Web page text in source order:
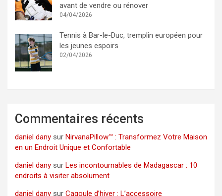
avant de vendre ou rénover
04/04/2026
Tennis à Bar-le-Duc, tremplin européen pour
les jeunes espoirs
02/04/2026
Commentaires récents
daniel dany sur NirvanaPillow™ : Transformez Votre Maison
en un Endroit Unique et Confortable
daniel dany sur Les incontournables de Madagascar : 10
endroits à visiter absolument
daniel dany sur Cagoule d’hiver : L’accessoire